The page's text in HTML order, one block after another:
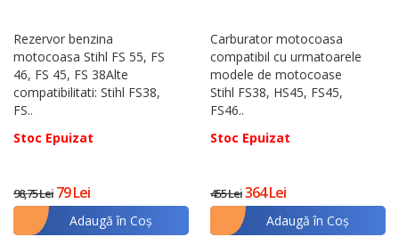
Rezervor benzina
motocoasa Stihl FS 55, FS
46, FS 45, FS 38Alte
compatibilitati: Stihl FS38,
FS..
Stoc Epuizat
98,75 Lei 79 Lei
Adaugă în Coş
Carburator motocoasa
compatibil cu urmatoarele
modele de motocoase
Stihl FS38, HS45, FS45,
FS46..
Stoc Epuizat
455 Lei364 Lei
Adaugă în Coş